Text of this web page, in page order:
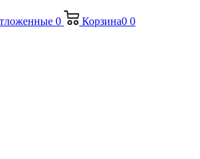
0 Корзина0 0